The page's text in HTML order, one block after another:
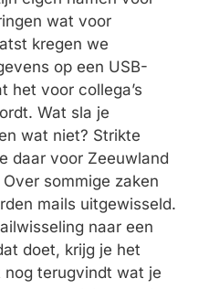
wat voor
kregen we
op een USB-
het voor collega’s
Wat sla je
wat niet? Strikte
daar voor Zeeuwland
sommige zaken
mails uitgewisseld.
naar een
doet, krijg je het
nog terugvindt wat je